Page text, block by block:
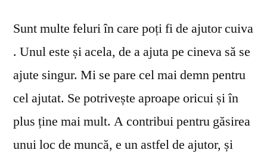
Sunt multe feluri în care poți fi de ajutor cuiva
. Unul este și acela, de a ajuta pe cineva să se
ajute singur. Mi se pare cel mai demn pentru
cel ajutat. Se potrivește aproape oricui și în
plus ține mai mult. A contribui pentru găsirea
unui loc de muncă, e un astfel de ajutor, și